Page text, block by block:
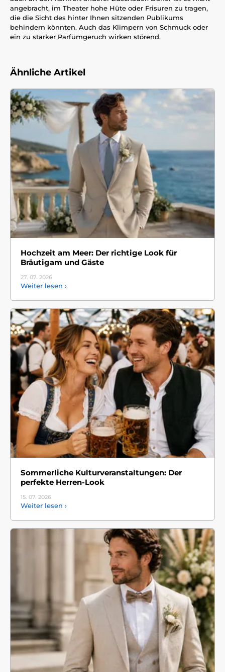
angebracht, im Theater hohe Hüte oder Frisuren zu tragen,
die die Sicht des hinter Ihnen sitzenden Publikums
behindern könnten. Auch das Klimpern von Schmuck oder
ein zu starker Parfümgeruch wirken störend.
Ähnliche Artikel
Hochzeit am Meer: Der richtige Look für
Bräutigam und Gäste
27. 07. 2026
Weiter lesen ›
Sommerliche Kulturveranstaltungen: Der
perfekte Herren-Look
15. 07. 2026
Weiter lesen ›